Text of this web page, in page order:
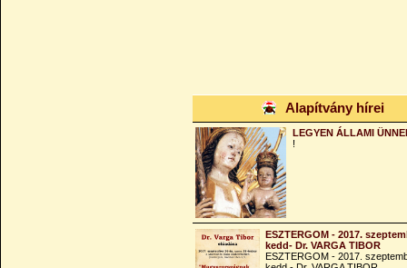
Alapítvány hírei
LEGYEN ÁLLAMI
!
ESZTERGOM - 2017.
kedd- Dr. VARGA TIBOR
ESZTERGOM - 2017.